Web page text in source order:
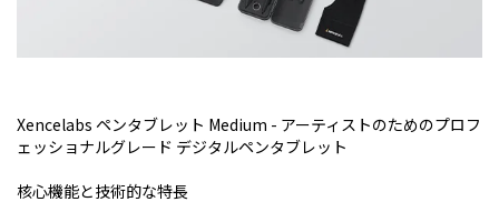
Xencelabs ペンタブレット Medium - アーティストのためのプロフ
ェッショナルグレード デジタルペンタブレット
核心機能と技術的な特長